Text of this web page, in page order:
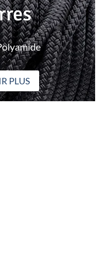
PLUS